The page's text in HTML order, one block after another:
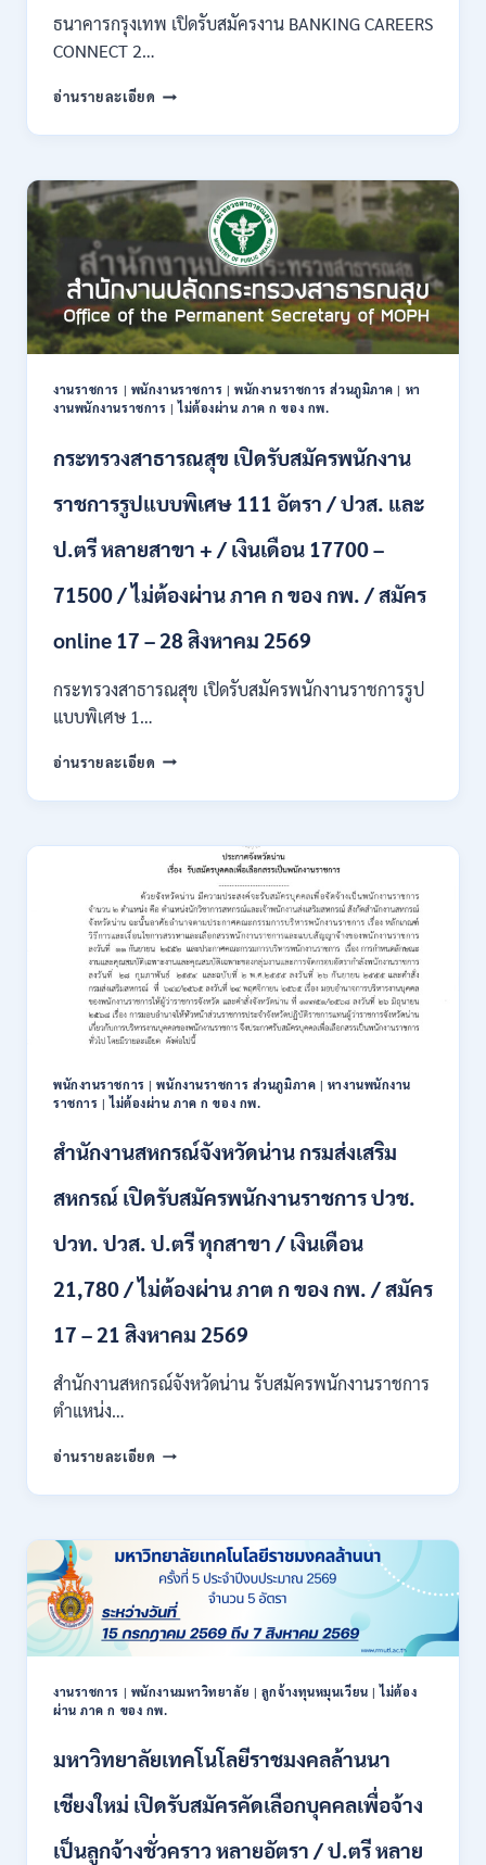
–
ธนาคารกรุงเทพ เปิดรับสมัครงาน BANKING CAREERS
CONNECT 2…
อ่านรายละเอียด ธนาคาร
เปิด
สมัคร
งาน
40
ตำแหน่ง
/
ปริญญา
ตรี
หลาย
ขึ้น
ไป
ยินดี
นักศึกษา
ใหม่
สมัคร
8
งานราชการ | พนักงานราชการ |พนักงานราชการ ส่วนภูมิภาค | หา
งานพนักงานราชการ |ไม่ต้องผ่าน ภาค ก ของ กพ.
กระทรวงสาธารณสุข เปิดรับสมัครพนักงาน
ราชการรูปแบบพิเศษ 111 อัตรา / ปวส. และ
ป.ตรี หลายสาขา + / เงินเดือน 17700 –
71500 / ไม่ต้องผ่าน ภาค ก ของ กพ. / สมัคร
online 17 – 28 สิงหาคม 2569
กระทรวงสาธารณสุข เปิดรับสมัครพนักงานราชการรูป
แบบพิเศษ 1…
อ่านรายละเอียด กระทรวง
เปิด
สมัคร
พนักงาน
ราชการ
รูป
แบบ
พิเศษ
111
อัตรา
/
ปวส.
ป.ตรี
หลาย
+
เงิน
17700
–
71500
/
ต้อง
ภาค
กพ.
สมัคร
17
–
28
สิงหาคม
2569
พนักงานราชการ |พนักงานราชการ ส่วนภูมิภาค | หางานพนักงาน
ราชการ |ไม่ต้องผ่าน ภาค ก ของ กพ.
สำนักงานสหกรณ์จังหวัดน่าน กรมส่งเสริม
สหกรณ์ เปิดรับสมัครพนักงานราชการ ปวช.
ปวท. ปวส. ป.ตรี ทุกสาขา / เงินเดือน
21,780 / ไม่ต้องผ่าน ภาต ก ของ กพ. / สมัคร
17 – 21 สิงหาคม 2569
สำนักงานสหกรณ์จังหวัดน่าน รับสมัครพนักงานราชการ
ตำแหน่ง…
อ่านรายละเอียด สำนักงาน
จังหวัด
กรม
ส่ง
เสริม
สหกรณ์
เปิด
รับ
พนักงาน
ราชการ
ปวท.
ป.ตรี
สาขา
งานราชการ | พนักงานมหาวิทยาลัย | ลูกจ้างทุนหมุนเวียน |ไม่ต้อง
ผ่าน ภาค ก ของ กพ.
มหาวิทยาลัยเทคโนโลยีราชมงคลล้านนา
เชียงใหม่ เปิดรับสมัครคัดเลือกบุคคลเพื่อจ้าง
เป็นลูกจ้างชั่วคราว หลายอัตรา / ป.ตรี หลาย